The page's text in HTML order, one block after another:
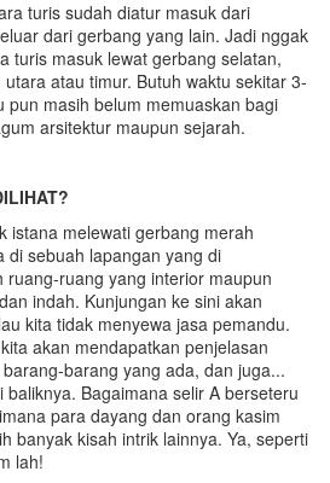
turis sudah diatur masuk dari
dari gerbang yang lain. Jadi nggak
turis masuk lewat gerbang selatan,
atau timur. Butuh waktu sekitar 3-
pun masih belum memuaskan bagi
arsitektur maupun sejarah.
istana melewati gerbang merah
di sebuah lapangan yang di
ruang-ruang yang interior maupun
indah. Kunjungan ke sini akan
kita tidak menyewa jasa pemandu.
akan mendapatkan penjelasan
barang yang ada, dan juga...
Bagaimana selir A berseteru
para dayang dan orang kasim
banyak kisah intrik lainnya. Ya, seperti
lah!